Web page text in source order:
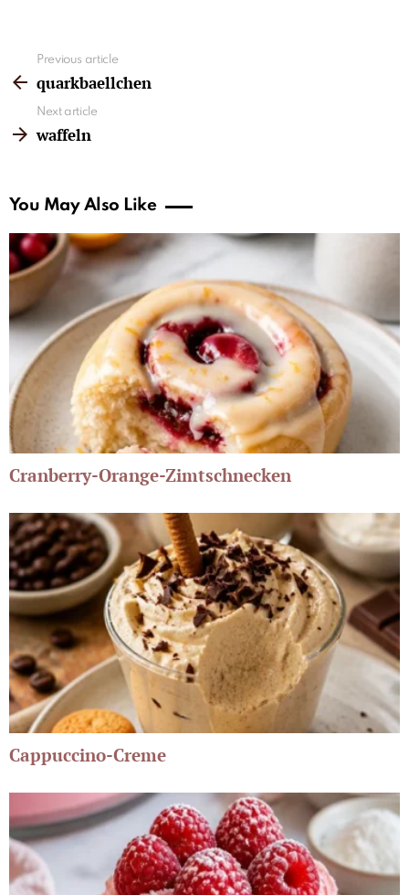
more
Previous article
quarkbaellchen
Next article
waffeln
You May Also Like
Cranberry-Orange-Zimtschnecken
Cappuccino-Creme